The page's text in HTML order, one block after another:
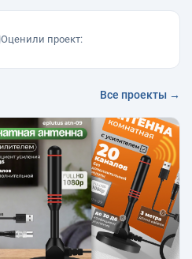
Оценили проект:
Все проекты →